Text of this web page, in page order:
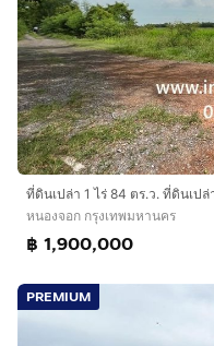
หนองจอก กรุงเทพมหานคร
฿ 1,900,000
PREMIUM